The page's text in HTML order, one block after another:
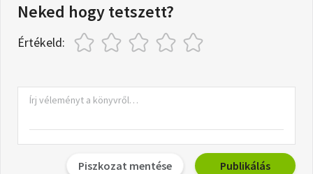
Neked hogy tetszett?
Értékeld:
Piszkozat mentése Publikálás